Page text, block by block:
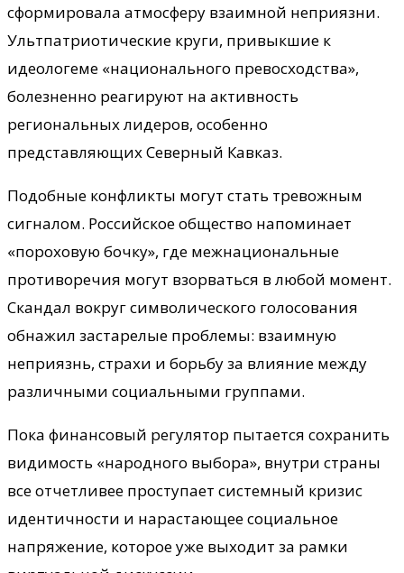
сформировала атмосферу взаимной неприязни.
Ультпатриотические круги, привыкшие к
идеологеме «национального превосходства»,
болезненно реагируют на активность
региональных лидеров, особенно
представляющих Северный Кавказ.
Подобные конфликты могут стать тревожным
сигналом. Российское общество напоминает
«пороховую бочку», где межнациональные
противоречия могут взорваться в любой момент.
Скандал вокруг символического голосования
обнажил застарелые проблемы: взаимную
неприязнь, страхи и борьбу за влияние между
различными социальными группами.
Пока финансовый регулятор пытается сохранить
видимость «народного выбора», внутри страны
все отчетливее проступает системный кризис
идентичности и нарастающее социальное
напряжение, которое уже выходит за рамки